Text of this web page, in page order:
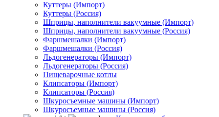
Куттеры (Импорт)
Куттеры (Россия)
Шприцы, наполнители вакуумные (Импорт)
Шприцы, наполнители вакуумные (Россия)
Фаршмешалки (Импорт)
Фаршмешалки (Россия)
Льдогенераторы (Импорт)
Льдогенераторы (Россия)
Пищеварочные котлы
Клипсаторы (Импорт)
Клипсаторы (Россия)
Шкуросъемные машины (Импорт)
Шкуросъемные машины (Россия)